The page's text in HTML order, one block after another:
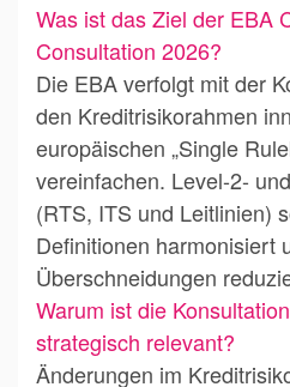
Was ist das Ziel der EBA
Consultation 2026?
Die EBA verfolgt mit der
den Kreditrisikorahmen
europäischen „Single
vereinfachen. Level-2-
(RTS, ITS und Leitlinien)
Definitionen harmonisiert
Überschneidungen
Warum ist die
strategisch relevant?
Änderungen im